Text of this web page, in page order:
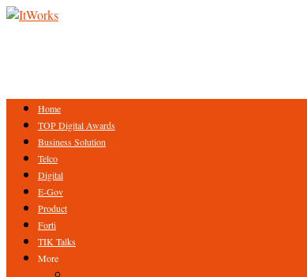
Home
TOP Digital Awards
Business Solution
Telco
Digital
E-Gov
Product
Forti
TIK Talks
More